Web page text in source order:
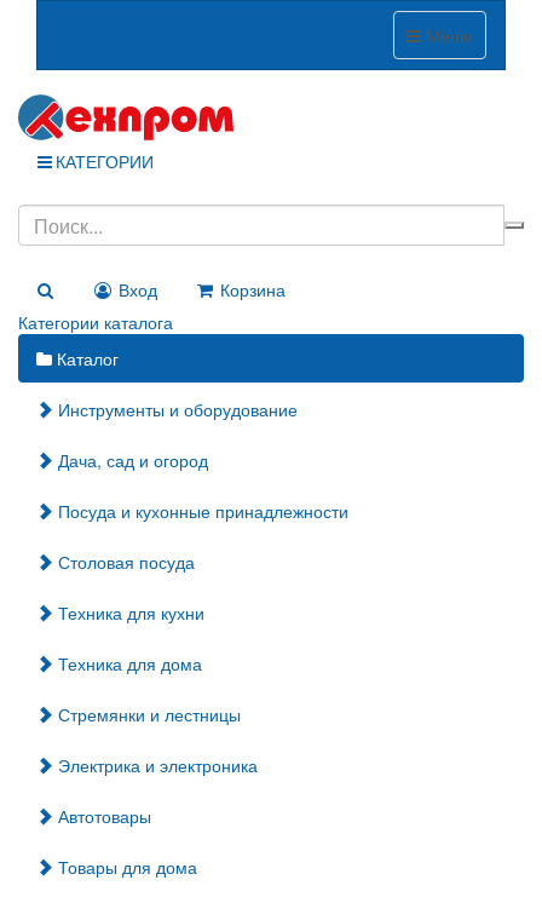
Меню
КАТЕГОРИИ
Вход
Корзина
Категории каталога
Каталог
Инструменты и оборудование
Дача, сад и огород
Посуда и кухонные принадлежности
Столовая посуда
Техника для кухни
Техника для дома
Стремянки и лестницы
Электрика и электроника
Автотовары
Товары для дома